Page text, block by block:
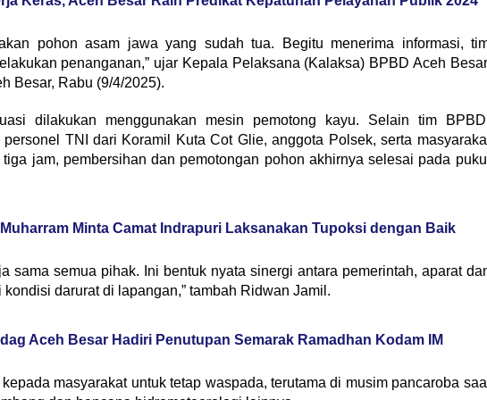
pohon asam jawa yang sudah tua. Begitu menerima informasi,
penanganan,” ujar Kepala Pelaksana (Kalaksa) BPBD Aceh
Besar, Rabu (9/4/2025).
dilakukan menggunakan mesin pemotong kayu. Selain tim
TNI dari Koramil Kuta Cot Glie, anggota Polsek, serta
jam, pembersihan dan pemotongan pohon akhirnya selesai pada pukul
Minta Camat Indrapuri Laksanakan Tupoksi dengan Baik
sama semua pihak. Ini bentuk nyata sinergi antara pemerintah, aparat
darurat di lapangan,” tambah Ridwan Jamil.
Aceh Besar Hadiri Penutupan Semarak Ramadhan Kodam IM
masyarakat untuk tetap waspada, terutama di musim pancaroba